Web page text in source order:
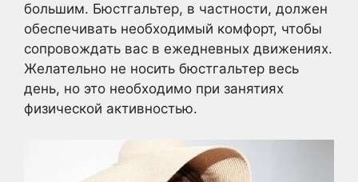
большим. Бюстгальтер, в частности, должен
обеспечивать необходимый комфорт, чтобы
сопровождать вас в ежедневных движениях.
Желательно не носить бюстгальтер весь
день, но это необходимо при занятиях
физической активностью.